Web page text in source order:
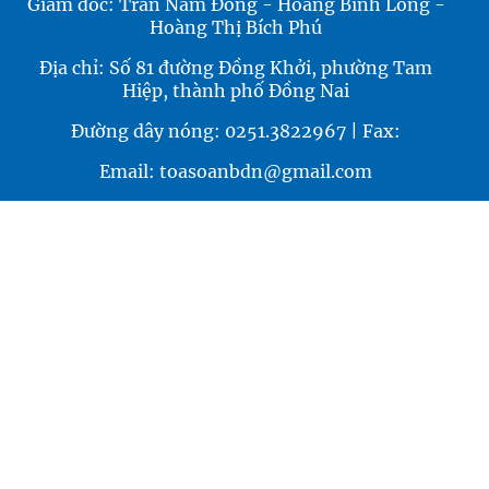
Giám đốc: Trần Nam Đông - Hoàng Bình Long -
Hoàng Thị Bích Phú
Địa chỉ: Số 81 đường Đồng Khởi, phường Tam
Hiệp, thành phố Đồng Nai
Đường dây nóng: 0251.3822967 | Fax:
Email: toasoanbdn@gmail.com